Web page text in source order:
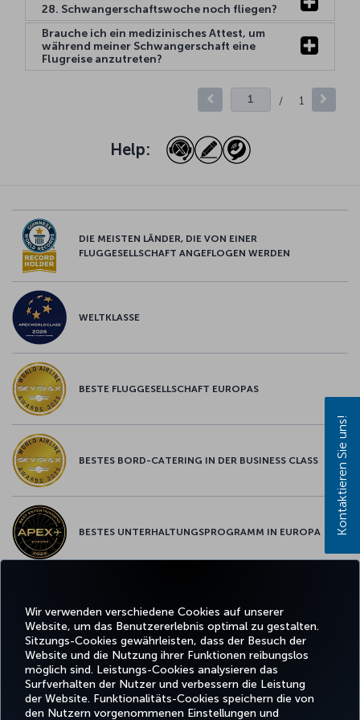
Wir verwenden verschiedene Cookies auf unserer
Website, um das Benutzererlebnis optimal zu gestalten.
Sitzungs-Cookies gewährleisten, dass der Besuch der
Website und die Nutzung ihrer Funktionen reibungslos
möglich sind. Leistungs-Cookies analysieren das
Surfverhalten der Nutzer und verbessern die Leistung
der Website. Funktionalitäts-Cookies speichern die von
den Nutzern vorgenommenen Einstellungen und
28. Schwangerschaftswoche noch fliegen?
Brauche ich ein medizinisches Attest, um
während meiner Schwangerschaft eine
Flugreise anzutreten?
/ 1
Help:
DIE MEISTEN LÄNDER, DIE VON EINER
FLUGGESELLSCHAFT ANGEFLOGEN WERDEN
WELTKLASSE
BESTE FLUGGESELLSCHAFT EUROPAS
BESTES BORD-CATERING IN DER BUSINESS CLASS
BESTES UNTERHALTUNGSPROGRAMM IN EUROPA
Facebook
TwitterInstagram
YouTubeLinkedInTikTokBlog
Kontaktieren Sie uns!